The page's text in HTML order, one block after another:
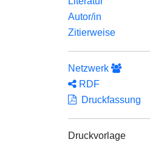
Autor/in
Zitierweise
Netzwerk
RDF
Druckfassung
Druckvorlage